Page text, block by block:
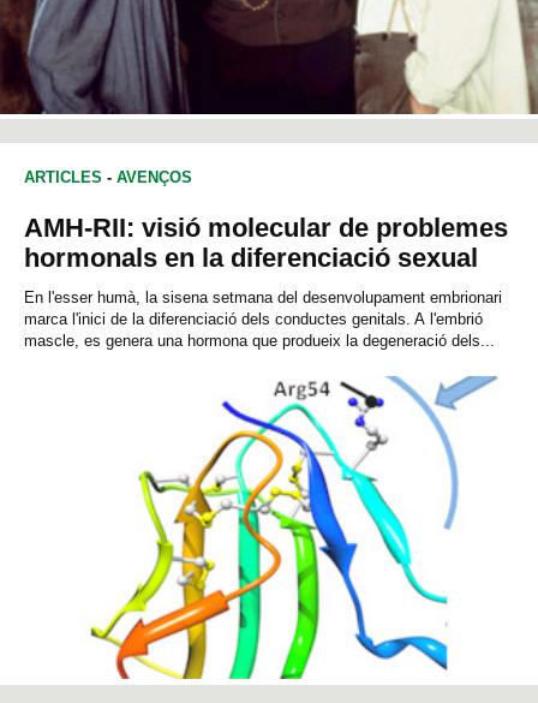
ARTICLES - AVENÇOS
AMH-RII: visió molecular de problemes
hormonals en la diferenciació sexual
En l'esser humà, la sisena setmana del desenvolupament embrionari
marca l'inici de la diferenciació dels conductes genitals. A l'embrió
mascle, es genera una hormona que produeix la degeneració dels...